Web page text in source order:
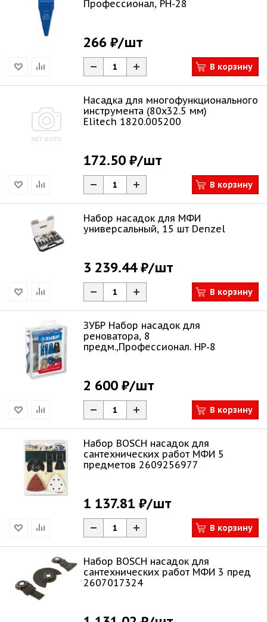
Профессионал, РН-28
266 ₽/шт
В корзину
Насадка для многофункционального
инструмента (80х32.5 мм)
Elitech 1820.005200
172.50 ₽/шт
В корзину
Набор насадок для МФИ
универсальный, 15 шт Denzel
3 239.44 ₽/шт
В корзину
ЗУБР Набор насадок для
реноватора, 8
предм.,Профессионал. HP-8
2 600 ₽/шт
В корзину
Набор BOSCH насадок для
сантехнических работ МФИ 5
предметов 2609256977
1 137.81 ₽/шт
В корзину
Набор BOSCH насадок для
сантехнических работ МФИ 3 пред
2607017324